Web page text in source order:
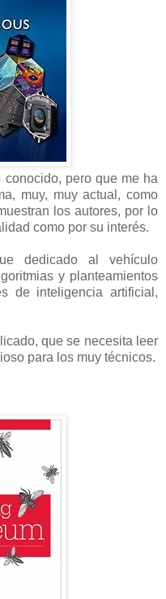
pero que me ha
muy, muy actual, como
los autores, por lo
como por su interés.
dedicado al vehículo
y planteamientos
de inteligencia artificial,
que se necesita leer
para los muy técnicos.